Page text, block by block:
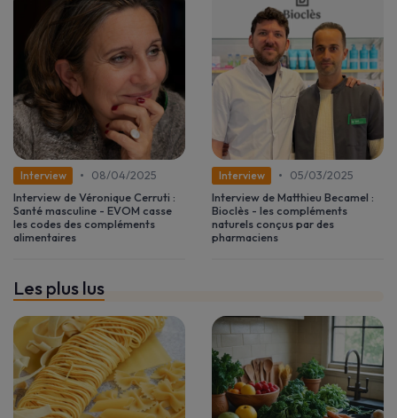
Interview •
08/04/2025
Interview de Véronique Cerruti :
Santé masculine - EVOM casse
les codes des compléments
alimentaires
Interview •
05/03/2025
Interview de Matthieu Becamel :
Bioclès - les compléments
naturels conçus par des
pharmaciens
Les plus lus